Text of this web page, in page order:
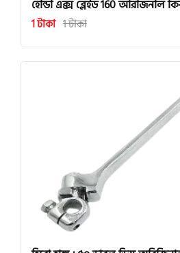
হোন্ডা এক্স ব্লেইড 160 অরিজিনাল
1 টাকা 1 টাকা